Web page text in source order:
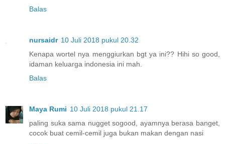
Balas
nursaidr 10 Juli 2018 pukul 20.32
Kenapa wortel nya menggiurkan bgt ya ini?? Hihi so good,
idaman keluarga indonesia ini mah.
Balas
Maya Rumi 10 Juli 2018 pukul 21.17
paling suka sama nugget sogood, ayamnya berasa banget,
cocok buat cemil-cemil juga bukan makan dengan nasi